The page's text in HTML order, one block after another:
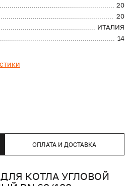
20
20
ИТАЛИЯ
14
ОПЛАТА И ДОСТАВКА
ДЛЯ КОТЛА УГЛОВОЙ